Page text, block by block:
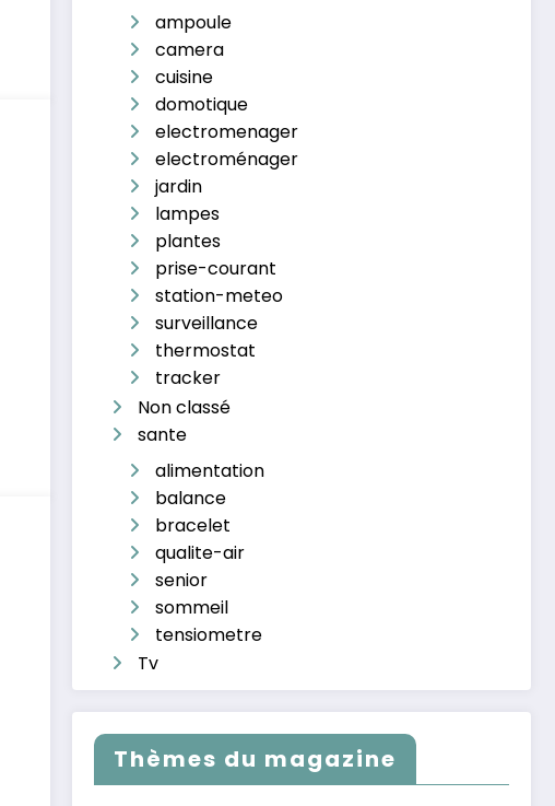
ampoule
camera
cuisine
domotique
electromenager
electroménager
jardin
lampes
plantes
prise-courant
station-meteo
surveillance
thermostat
tracker
Non classé
sante
alimentation
balance
bracelet
qualite-air
senior
sommeil
tensiometre
Tv
Thèmes du magazine